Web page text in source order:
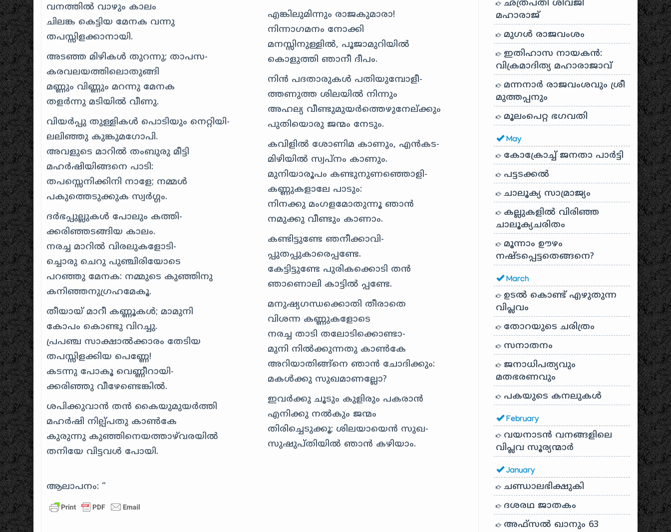
വനത്തില്‍ വാഴും കാലം
ചിലങ്ക കെട്ടിയ മേനക വന്നു
തപസ്സിളക്കാനായി.
അടഞ്ഞ മിഴികള്‍ തുറന്നു; താപസ-
കരവലയത്തിലൊതുങ്ങി
മണ്ണും വിണ്ണും മറന്നു മേനക
തളര്‍ന്നു മടിയില്‍ വീണു.
വിയര്‍പ്പു തുള്ളികള്‍ പൊടിയും നെറ്റിയി-
ലലിഞ്ഞു കുങ്കുമഗോപി.
അവളുടെ മാറില്‍ തംബുരു മീട്ടി
മഹര്‍ഷിയിങ്ങനെ പാടി:
തപസ്സെനിക്കിനി നാളേ; നമ്മള്‍
പകുത്തെടുക്കുക സ്വര്‍ഗ്ഗം.
ദര്‍ഭപ്പുല്ലുകള്‍ പോലും കത്തി-
ക്കരിഞ്ഞടങ്ങിയ കാലം.
നരച്ച മാറില്‍ വിരലുകളോടി-
ച്ചൊരു ചെറു പുഞ്ചിരിയോടെ
പറഞ്ഞു മേനക: നമ്മുടെ കുഞ്ഞിനു
കനിഞ്ഞനുഗ്രഹമേകൂ.
തീയായ്‌ മാറീ കണ്ണൂകള്‍; മാമുനി
കോപം കൊണ്ടു വിറച്ചു.
പ്രപഞ്ച സാക്ഷാല്‍ക്കാരം തേടിയ
തപസ്സിളക്കിയ പെണ്ണേ!
കടന്നു പോകൂ വെണ്ണീറായി-
ക്കരിഞ്ഞു വീഴേണ്ടെങ്കില്‍.
ശപിക്കുവാന്‍ തന്‍ കൈയുമുയര്‍ത്തി
മഹര്‍ഷി നില്പ്പതു കാണ്‍കേ
കുരുന്നു കുഞ്ഞിനെയത്താഴ്‌വരയില്‍
തനിയേ വിട്ടവള്‍ പോയി.
എങ്കിലുമിന്നും രാജകുമാരാ!
നിന്നാഗമനം നോക്കി
മനസ്സിനുള്ളില്‍, പൂജാമുറിയില്‍
കൊളുത്തി ഞാനീ ദീപം.
നിന്‍ പദതാരുകള്‍ പതിയുമ്പോളീ-
ത്തണുത്ത ശിലയില്‍ നിന്നും
അഹല്യ വീണ്ടുമുയര്‍ത്തെഴുനേല്ക്കും
പുതിയൊരു ജന്മം നേടും.
കവിളില്‍ ശോണിമ കാണും, എന്‍കട-
മിഴിയില്‍ സ്വപ്നം കാണും.
മുനിയാരൂപം കണ്ടുനുണഞ്ഞൊളി-
കണ്ണുകളാലേ പാടും:
നിനക്കു മംഗളമോതുന്നൂ ഞാന്‍
നമുക്കു വീണ്ടും കാണാം.
കണ്ടിട്ടുണ്ടേ ഞനീക്കാവി-
പ്പുതപ്പുകാരെപ്പണ്ടേ.
കേട്ടിട്ടുണ്ടേ പുരികക്കൊടി തന്‍
ഞാണൊലി കാട്ടില്‍ പ്പണ്ടേ.
മനുഷ്യഗന്ധക്കൊതി തീരാതെ
വിശന്ന കണ്ണുകളോടെ
നരച്ച താടി തലോടിക്കൊണ്ടാ-
മുനി നില്‍ക്കുന്നതു കാണ്‍കേ
അറിയാതിങ്ങ്നെ ഞാന്‍ ചോദിക്കും:
മകള്‍ക്കു സുഖമാണല്ലോ?
ഇവര്‍ക്കു ചൂടും കുളിരും പകരാന്‍
എനിക്കു നല്‍കും ജന്മം
തിരിച്ചെടുക്കൂ; ശിലയായെന്‍ സുഖ-
സുഷുപ്തിയില്‍ ഞാന്‍ കഴിയാം.
ആലാപനം: “
ഛത്രപതി ശിവജി
മഹാരാജ്
മുഗൾ രാജവംശം
ഇതിഹാസ നായകൻ:
വിക്രമാദിത്യ മഹാരാജാവ്
മന്നനാർ രാജവംശവും ശ്രീ
മുത്തപ്പനും
മൂലംപെറ്റ ഭഗവതി
May
കോക്രോച്ച് ജനതാ പാർട്ടി
പട്ടടക്കൽ
ചാലൂക്യ സാമ്രാജ്യം
കല്ലുകളിൽ വിരിഞ്ഞ
ചാലൂക്യചരിതം
മൂന്നാം ഊഴം
നഷ്ടപ്പെട്ടതെങ്ങനെ?
March
ഉടൽ കൊണ്ട് എഴുതുന്ന
വിപ്ലവം
തോറയുടെ ചരിത്രം
സനാതനം
ജനാധിപത്യവും
മതഭരണവും
പകയുടെ കനലുകൾ
February
വയനാടൻ വനങ്ങളിലെ
വിപ്ലവ സൂര്യന്മാർ
January
ചണ്ഡാലഭിക്ഷുകി
ദശരഥ ജാതകം
അഫ്സൽ ഖാനും 63